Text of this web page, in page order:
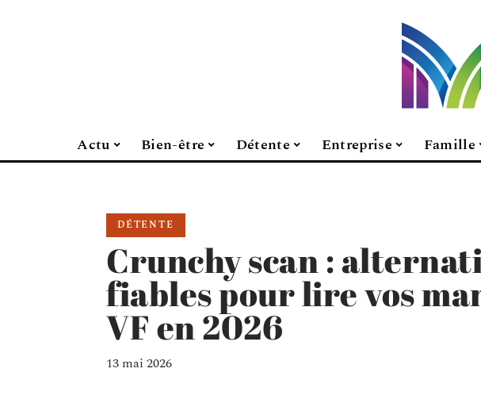
Actu Bien-être Détente Entreprise Famille
DÉTENTE
Crunchy scan :
fiables pour lire vos
VF en 2026
13 mai 2026